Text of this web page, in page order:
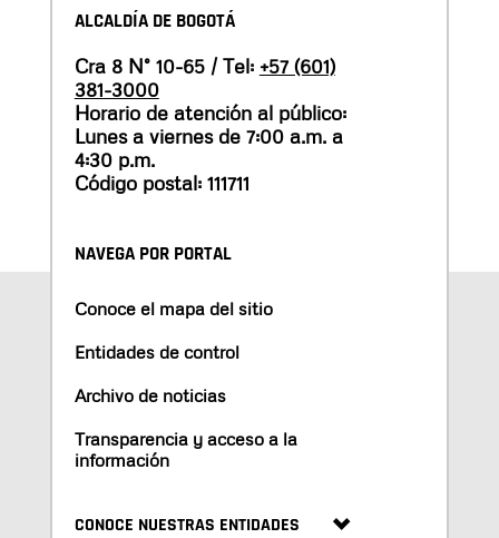
ALCALDÍA DE BOGOTÁ
Cra 8 N° 10-65 / Tel: +57 (601)
381-3000
Horario de atención al público:
Lunes a viernes de 7:00 a.m. a
4:30 p.m.
Código postal: 111711
NAVEGA POR PORTAL
Conoce el mapa del sitio
Entidades de control
Archivo de noticias
Transparencia y acceso a la
información
CONOCE NUESTRAS ENTIDADES